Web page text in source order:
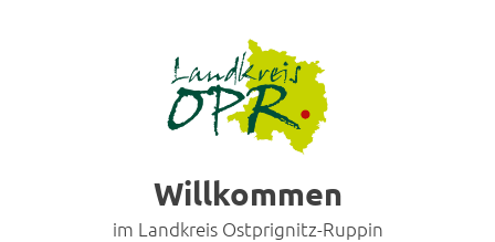
Willkommen
im Landkreis Ostprignitz-Ruppin